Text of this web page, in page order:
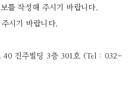
를 작성해 주시기 바랍니다.
시기 바랍니다.
40 진주빌딩 3층 301호 (Tel : 032-